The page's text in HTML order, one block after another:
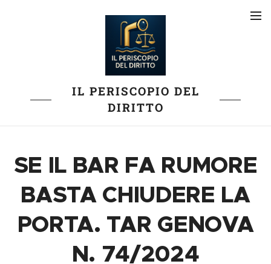
IL PERISCOPIO DEL
DIRITTO
SE IL BAR FA RUMORE
BASTA CHIUDERE LA
PORTA. TAR GENOVA
N. 74/2024